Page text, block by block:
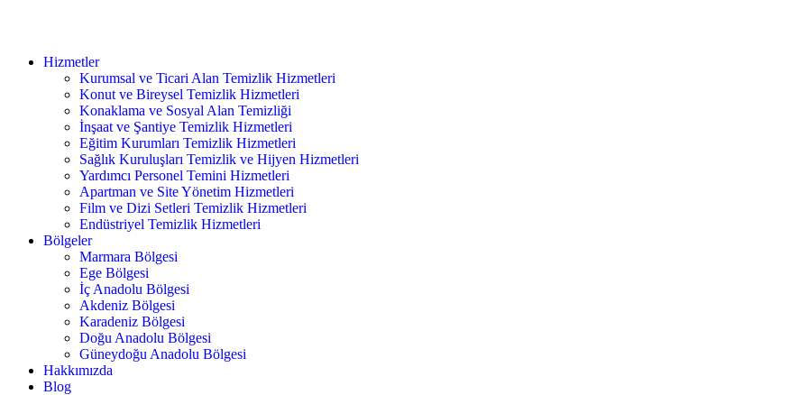
Hizmetler
Kurumsal ve Ticari Alan Temizlik Hizmetleri
Konut ve Bireysel Temizlik Hizmetleri
Konaklama ve Sosyal Alan Temizliği
İnşaat ve Şantiye Temizlik Hizmetleri
Eğitim Kurumları Temizlik Hizmetleri
Sağlık Kuruluşları Temizlik ve Hijyen Hizmetleri
Yardımcı Personel Temini Hizmetleri
Apartman ve Site Yönetim Hizmetleri
Film ve Dizi Setleri Temizlik Hizmetleri
Endüstriyel Temizlik Hizmetleri
Bölgeler
Marmara Bölgesi
Ege Bölgesi
İç Anadolu Bölgesi
Akdeniz Bölgesi
Karadeniz Bölgesi
Doğu Anadolu Bölgesi
Güneydoğu Anadolu Bölgesi
Hakkımızda
Blog